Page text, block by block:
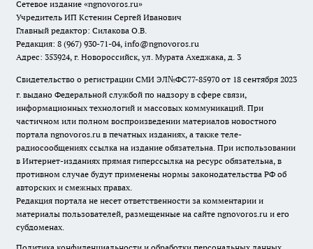
Сетевое издание «ngnovoros.ru»
Учредитель ИП Кстенин Сергей Иванович
Главный редактор: Силакова О.В.
Редакция: 8 (967) 930-71-04, info@ngnovoros.ru
Адрес: 353924, г. Новороссийск, ул. Мурата Ахеджака, д. 3
Свидетельство о регистрации СМИ ЭЛ№ФС77-85970 от 18 сентября 2023
г. выдано Федеральной службой по надзору в сфере связи,
информационных технологий и массовых коммуникаций. При
частичном или полном воспроизведении материалов новостного
портала ngnovoros.ru в печатных изданиях, а также теле-
радиосообщениях ссылка на издание обязательна. При использовании
в Интернет-изданиях прямая гиперссылка на ресурс обязательна, в
противном случае будут применены нормы законодательства РФ об
авторских и смежных правах.
Редакция портала не несет ответственности за комментарии и
материалы пользователей, размещенные на сайте ngnovoros.ru и его
субдоменах.